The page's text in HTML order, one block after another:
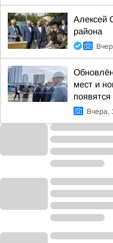
Алексей
района
мест и
Вчера,